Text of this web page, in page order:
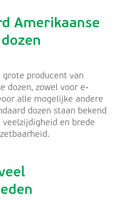
Amerikaanse
dozen
grote producent van
dozen, zowel voor e-
alle mogelijke andere
dozen staan bekend
en brede